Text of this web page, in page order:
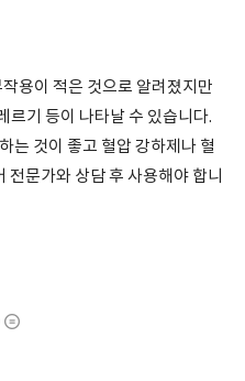
용이 적은 것으로 알려졌지만
르기 등이 나타날 수 있습니다.
는 것이 좋고 혈압 강하제나 혈
전문가와 상담 후 사용해야 합니